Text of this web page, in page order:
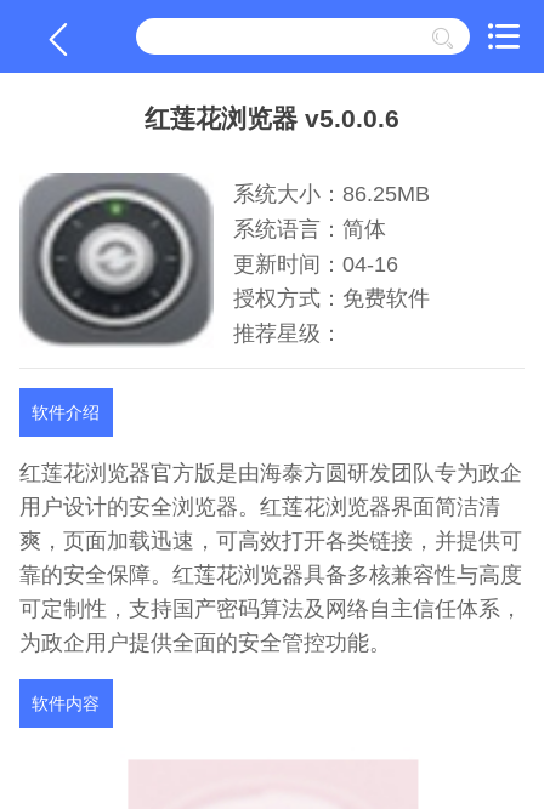
红莲花浏览器 v5.0.0.6
系统大小：86.25MB
系统语言：简体
更新时间：04-16
授权方式：免费软件
推荐星级：
软件介绍
红莲花浏览器官方版是由海泰方圆研发团队专为政企
用户设计的安全浏览器。红莲花浏览器界面简洁清
爽，页面加载迅速，可高效打开各类链接，并提供可
靠的安全保障。红莲花浏览器具备多核兼容性与高度
可定制性，支持国产密码算法及网络自主信任体系，
为政企用户提供全面的安全管控功能。
软件内容